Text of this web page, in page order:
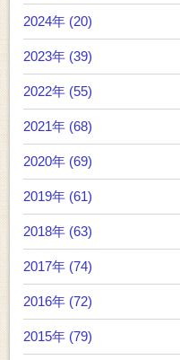
2024年 (20)
2023年 (39)
2022年 (55)
2021年 (68)
2020年 (69)
2019年 (61)
2018年 (63)
2017年 (74)
2016年 (72)
2015年 (79)